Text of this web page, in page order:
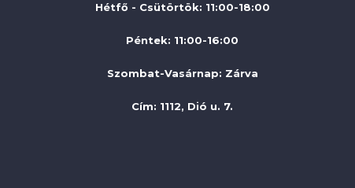
Hétfő - Csütörtök: 11:00-18:00
Péntek: 11:00-16:00
Szombat-Vasárnap: Zárva
Cím: 1112, Dió u. 7.